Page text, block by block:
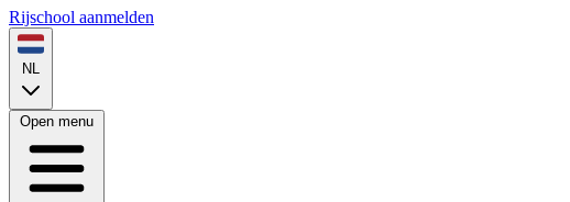
Rijschool aanmelden
NL
Open menu